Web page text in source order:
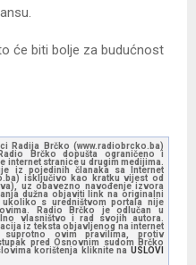
će biti bolje za budućnost
Radija Brčko (www.radiobrcko.ba)
Brčko dopušta ograničeno i
internet stranice u drugim medijima.
iz pojedinih članaka sa Internet
isključivo kao kratku vijest od
uz obavezno navođenje izvora
dužna objaviti link na originalni
s uredništvom portala nije
Radio Brčko je odlučan u
vlasništvo i rad svojih autora.
iz teksta objavljenog na internet
suprotno ovim pravilima, protiv
pred Osnovnim sudom Brčko
korištenja kliknite na USLOVI